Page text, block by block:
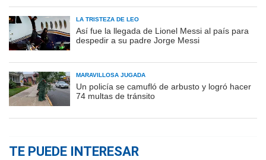
LA TRISTEZA DE LEO
Así fue la llegada de Lionel Messi al país para
despedir a su padre Jorge Messi
MARAVILLOSA JUGADA
Un policía se camufló de arbusto y logró hacer
74 multas de tránsito
TE PUEDE INTERESAR